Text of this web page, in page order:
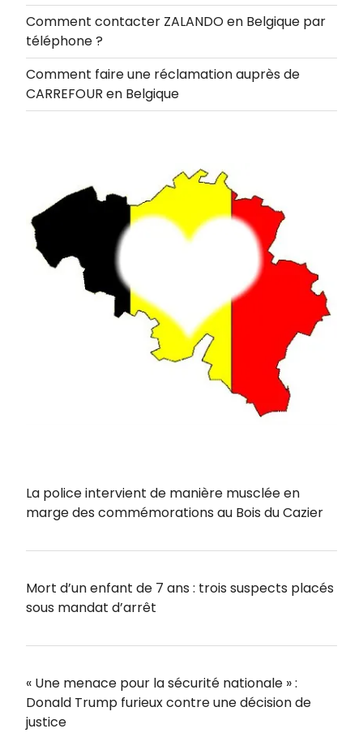
Comment contacter ZALANDO en Belgique par
téléphone ?
Comment faire une réclamation auprès de
CARREFOUR en Belgique
La police intervient de manière musclée en
marge des commémorations au Bois du Cazier
Mort d’un enfant de 7 ans : trois suspects placés
sous mandat d’arrêt
« Une menace pour la sécurité nationale » :
Donald Trump furieux contre une décision de
justice